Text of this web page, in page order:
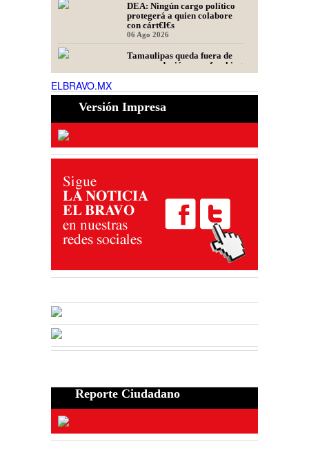
DEA: Ningún cargo político
protegerá a quien colabore
con cárt€l€s
06 Ago 2026
Tamaulipas queda fuera de
recomendación para fracking
en la cuenca Tampico-
científico
Presidente de Fecanaco
cuestiona retenes en
carreteras de Tamaulipas;
ELBRAVO.MX
Versión Impresa
Reporte Ciudadano